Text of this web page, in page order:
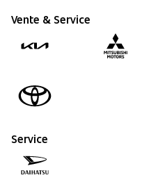
Vente & Service
Service